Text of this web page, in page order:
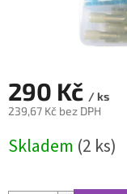
290 Kč / ks
239,67 Kč bez DPH
cena:
Skladem (2 ks)